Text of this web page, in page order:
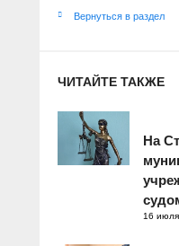
Вернуться в раздел
ЧИТАЙТЕ ТАКЖЕ
На
16 июля